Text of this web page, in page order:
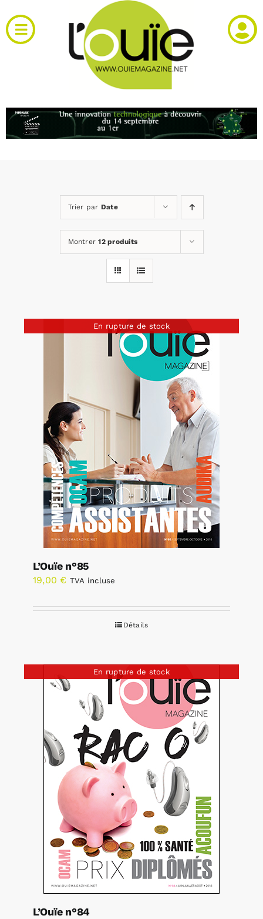
au
contenu
Toggle
Navigation
RH et emploi
Trier par Date
Montrer12 produits
En rupture de stock
L’Ouïe n°85
19,00 € TVA incluse
Détails
En rupture de stock
L’Ouïe n°84